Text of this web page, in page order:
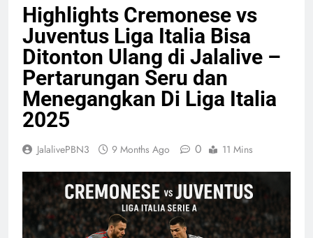
Highlights Cremonese vs
Juventus Liga Italia Bisa
Ditonton Ulang di Jalalive –
Pertarungan Seru dan
Menegangkan Di Liga Italia
2025
JalalivePBN3 9 Months Ago 0 11 Mins